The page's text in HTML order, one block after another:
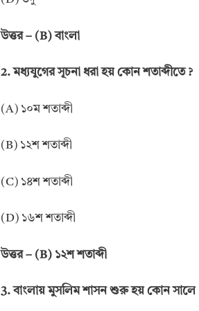
উত্তর – (B) বাংলা
2. মধ্যযুগের সূচনা ধরা হয় কোন শতাব্দীতে ?
(A) ১০ম শতাব্দী
(B) ১২শ শতাব্দী
(C) ১৪শ শতাব্দী
(D) ১৬শ শতাব্দী
উত্তর – (B) ১২শ শতাব্দী
3. বাংলায় মুসলিম শাসন শুরু হয় কোন সালে